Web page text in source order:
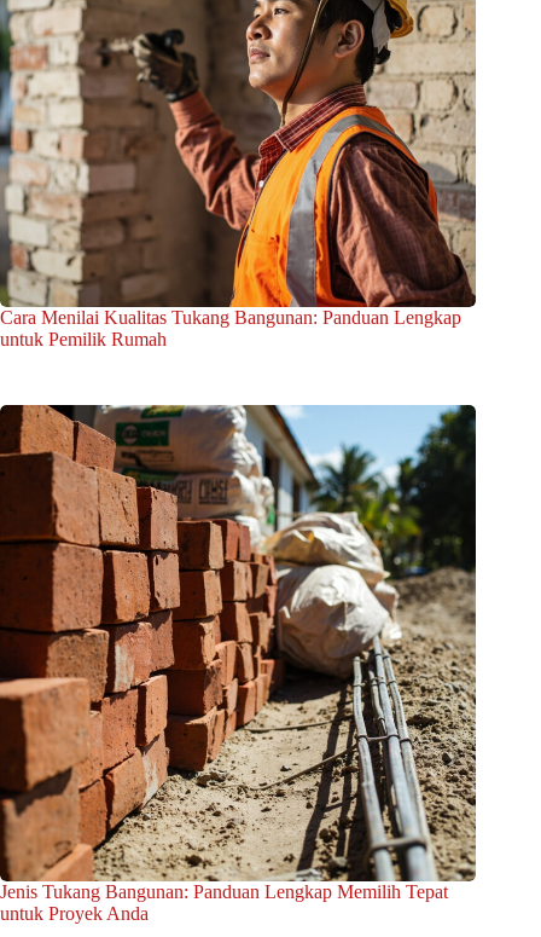
Cara Menilai Kualitas Tukang Bangunan: Panduan Lengkap
untuk Pemilik Rumah
Jenis Tukang Bangunan: Panduan Lengkap Memilih Tepat
untuk Proyek Anda